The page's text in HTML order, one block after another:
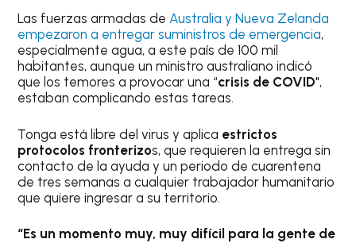
Las fuerzas armadas deAustralia y Nueva Zelanda
empezaron a entregar suministros de emergencia,
especialmente agua, a este país de 100 mil
habitantes, aunque un ministro australiano indicó
que los temores a provocar una “crisis de COVID",
estaban complicando estas tareas.
Tonga está libre del virus y aplica estrictos
protocolos fronterizos, que requieren la entrega sin
contacto de la ayuda y un periodo de cuarentena
de tres semanas a cualquier trabajador humanitario
que quiere ingresar a su territorio.
“Es un momento muy, muy difícil para la gente de